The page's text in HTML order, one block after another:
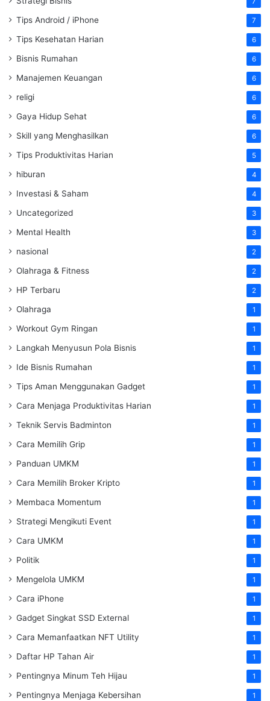
Tips Android / iPhone 7
Tips Kesehatan Harian 6
Bisnis Rumahan 6
Manajemen Keuangan 6
religi 6
Gaya Hidup Sehat 6
Skill yang Menghasilkan 6
Tips Produktivitas Harian 5
hiburan 4
Investasi & Saham 4
Uncategorized 3
Mental Health 3
nasional 2
Olahraga & Fitness 2
HP Terbaru 2
Olahraga 1
Workout Gym Ringan 1
Langkah Menyusun Pola Bisnis 1
Ide Bisnis Rumahan 1
Tips Aman Menggunakan Gadget 1
Cara Menjaga Produktivitas Harian 1
Teknik Servis Badminton 1
Cara Memilih Grip 1
Panduan UMKM 1
Cara Memilih Broker Kripto 1
Membaca Momentum 1
Strategi Mengikuti Event 1
Cara UMKM 1
Politik 1
Mengelola UMKM 1
Cara iPhone 1
Gadget Singkat SSD External 1
Cara Memanfaatkan NFT Utility 1
Daftar HP Tahan Air 1
Pentingnya Minum Teh Hijau 1
Pentingnya Menjaga Kebersihan 1